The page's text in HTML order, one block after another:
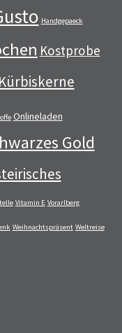
Handgepaeck
Kostprobe
Kürbiskerne
Onlineladen
Gold
Vitamin E Vorarlberg
Weihnachtspräsent Weltreise